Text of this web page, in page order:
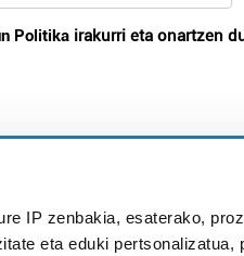
IP zenbakia, esaterako,
eta eduki pertsonalizatua,
Politika irakurri eta onartzen